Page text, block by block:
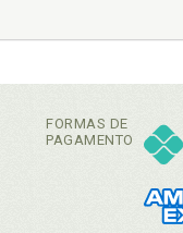
FORMAS DE
PAGAMENTO